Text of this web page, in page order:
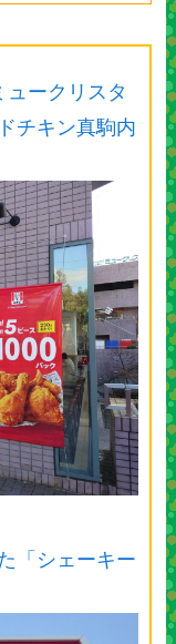
ュークリスタ
チキン真駒内
「シェーキー